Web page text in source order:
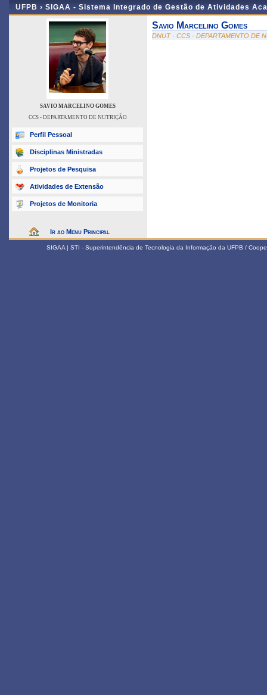
UFPB › SIGAA - Sistema Integrado de Gestão de Atividades
SAVIO MARCELINO GOMES
CCS - DEPARTAMENTO DE NUTRIÇÃO
Perfil Pessoal
Disciplinas Ministradas
Projetos de Pesquisa
Atividades de Extensão
Projetos de Monitoria
Ir ao Menu Principal
Savio Marcelino Gomes
DNUT - CCS - DEPARTAMENTO DE
SIGAA | STI - Superintendência de Tecnologia da Informação da UFPB /